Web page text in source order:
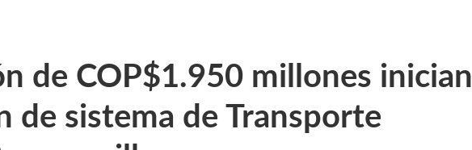
de COP$1.950 millones inician
de sistema de Transporte